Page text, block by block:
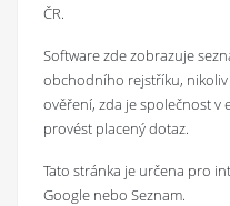
ČR.
Software zde zobrazuje
obchodního rejstříku, nikoliv
ověření, zda je společnost v
provést placený dotaz.
Tato stránka je určena pro
Google nebo Seznam.